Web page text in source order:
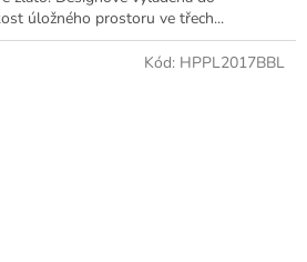
úložného prostoru ve třech...
Kód: HPPL2017BBL